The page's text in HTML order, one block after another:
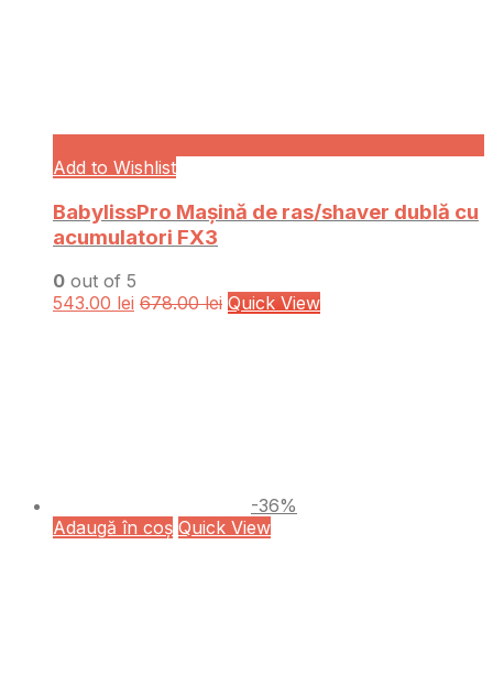
Add to Wishlist
BabylissPro Mașină de ras/shaver dublă cu
acumulatori FX3
0 out of 5
543.00 lei 678.00lei Quick View
-36%
Adaugă în coș Quick View